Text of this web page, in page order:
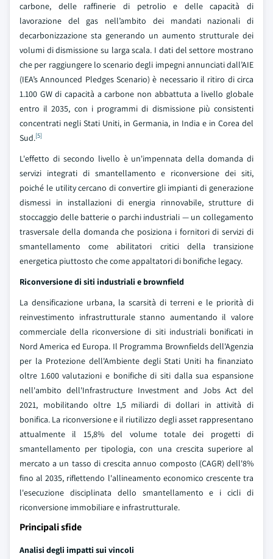
carbone, delle raffinerie di petrolio e delle capacità di
lavorazione del gas nell’ambito dei mandati nazionali di
decarbonizzazione sta generando un aumento strutturale dei
volumi di dismissione su larga scala. I dati del settore mostrano
che per raggiungere lo scenario degli impegni annunciati dall’AIE
(IEA’s Announced Pledges Scenario) è necessario il ritiro di circa
1.100 GW di capacità a carbone non abbattuta a livello globale
entro il 2035, con i programmi di dismissione più consistenti
concentrati negli Stati Uniti, in Germania, in India e in Corea del
Sud.[5]
L'effetto di secondo livello è un'impennata della domanda di
servizi integrati di smantellamento e riconversione dei siti,
poiché le utility cercano di convertire gli impianti di generazione
dismessi in installazioni di energia rinnovabile, strutture di
stoccaggio delle batterie o parchi industriali — un collegamento
trasversale della domanda che posiziona i fornitori di servizi di
smantellamento come abilitatori critici della transizione
energetica piuttosto che come appaltatori di bonifiche legacy.
Riconversione di siti industriali e brownfield
La densificazione urbana, la scarsità di terreni e le priorità di
reinvestimento infrastrutturale stanno aumentando il valore
commerciale della riconversione di siti industriali bonificati in
Nord America ed Europa. Il Programma Brownfields dell'Agenzia
per la Protezione dell'Ambiente degli Stati Uniti ha finanziato
oltre 1.600 valutazioni e bonifiche di siti dalla sua espansione
nell'ambito dell'Infrastructure Investment and Jobs Act del
2021, mobilitando oltre 1,5 miliardi di dollari in attività di
bonifica. La riconversione e il riutilizzo degli asset rappresentano
attualmente il 15,8% del volume totale dei progetti di
smantellamento per tipologia, con una crescita superiore al
mercato a un tasso di crescita annuo composto (CAGR) dell'8%
fino al 2035, riflettendo l'allineamento economico crescente tra
l'esecuzione disciplinata dello smantellamento e i cicli di
riconversione immobiliare e infrastrutturale.
Principali sfide
Analisi degli impatti sui vincoli